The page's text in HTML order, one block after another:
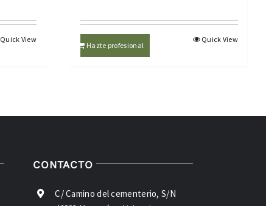
Quick View
Hazte profesional
Quick View
CONTACTO
C/ Camino del cementerio, S/N